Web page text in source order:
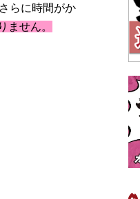
らに時間がか
ません。